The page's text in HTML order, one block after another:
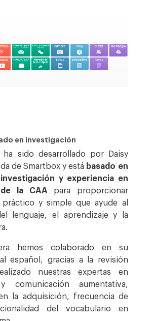
en investigación
ha sido desarrollado por Daisy
de Smartbox y está basado en
y experiencia en
la CAA para proporcionar
práctico y simple que ayude al
lenguaje, el aprendizaje y la
hemos colaborado en su
español, gracias a la revisión
nuestras expertas en
comunicación aumentativa,
la adquisición, frecuencia de
del vocabulario en